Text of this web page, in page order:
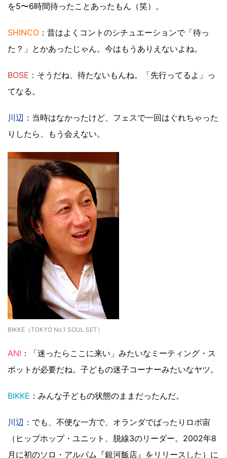
を5〜6時間待ったことあったもん（笑）。
SHINCO ：昔はよくコントのシチュエーションで「待っ
た？」とかあったじゃん。今はもうありえないよね。
BOSE ：そうだね、待たないもんね。「先行ってるよ」っ
てなる。
川辺 ：当時はなかったけど、フェスで一回はぐれちゃった
りしたら、もう会えない。
BIKKE（TOKYO No.1 SOUL SET）
ANI ：「迷ったらここに来い」みたいなミーティング・ス
ポットが必要だね。子どもの迷子コーナーみたいなヤツ。
BIKKE ：みんな子どもの状態のままだったんだ。
川辺 ：でも、不便な一方で、オランダでばったりロボ宙
（ヒップホップ・ユニット、脱線3のリーダー。2002年8
月に初のソロ・アルバム『銀河飯店』をリリースした）に